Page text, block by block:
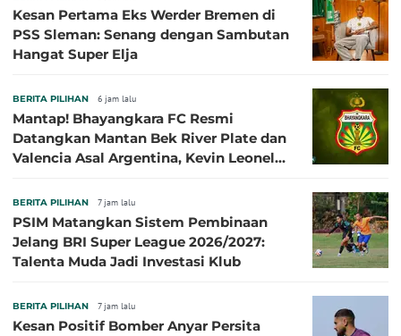
Kesan Pertama Eks Werder Bremen di
PSS Sleman: Senang dengan Sambutan
Hangat Super Elja
BERITA PILIHAN 6 jam lalu
Mantap! Bhayangkara FC Resmi
Datangkan Mantan Bek River Plate dan
Valencia Asal Argentina, Kevin Leonel
BERITA PILIHAN 7 jam lalu
PSIM Matangkan Sistem Pembinaan
Jelang BRI Super League 2026/2027:
Talenta Muda Jadi Investasi Klub
BERITA PILIHAN 7 jam lalu
Kesan Positif Bomber Anyar Persita